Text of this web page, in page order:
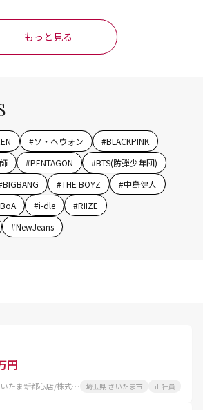
もっと見る
#ソ・ヘウォン #BLACKPINK
#PENTAGON #BTS(防弾少年団)
BIGBANG #THE BOYZ #中島健人
BoA #i-dle #RIIZE
#NewJeans
円
ヒョンチャンプルコギ さいたま新都心店/株式会社 コーフク 埼玉県 さいたま市 正社員